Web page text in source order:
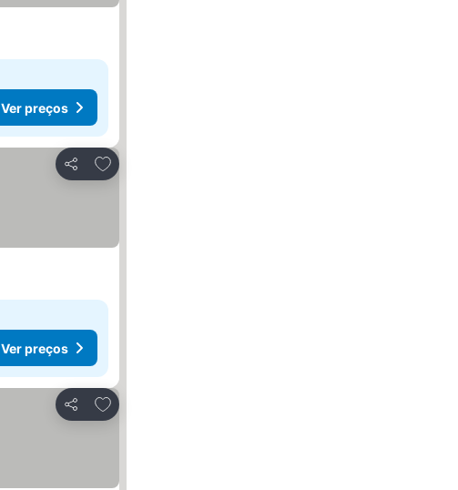
Ver preços
Partilhar
Adicionar aos favoritos
Ver preços
Partilhar
Adicionar aos favoritos